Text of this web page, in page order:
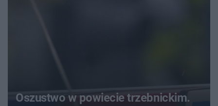
Oszustwo w powiecie trzebnickim.